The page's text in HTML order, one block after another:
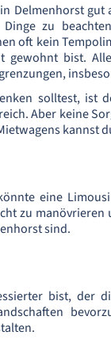
Delmenhorst
zu
oft kein
gewohnt bist.
solltest, ist
Aber keine
kannst
eine
zu
sind.
bist, der